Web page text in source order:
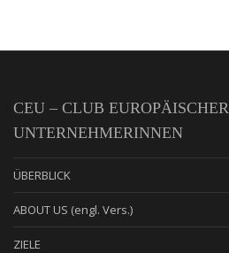
CEU – CLUB EUROPÄISCHER
UNTERNEHMERINNEN
ÜBERBLICK
ABOUT US (engl. Vers.)
ZIELE